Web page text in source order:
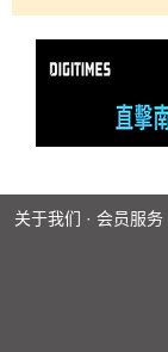
关于我们 · 会员服务